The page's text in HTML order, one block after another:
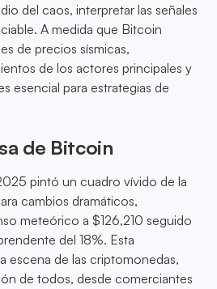
del caos, interpretar las señales
A medida que Bitcoin
de precios sísmicas,
de los actores principales y
esencial para estrategias de
de Bitcoin
pintó un cuadro vívido de la
cambios dramáticos,
meteórico a $126,210 seguido
del 18%. Esta
escena de las criptomonedas,
de todos, desde comerciantes